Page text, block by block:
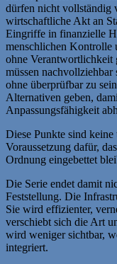
dürfen nicht vollständig
wirtschaftliche Akt an
Eingriffe in finanzielle
menschlichen Kontrolle
ohne Verantwortlichkeit
müssen
ohne überprüfbar zu
Alternativen geben,
Anpassungsfähigkeit
Diese Punkte sind
Voraussetzung dafür,
Ordnung eingebettet
Die Serie endet damit
Feststellung. Die
Sie wird effizienter,
verschiebt sich die Art
wird weniger sichtbar,
integriert.